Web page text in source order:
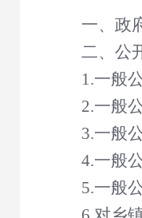
一、政
二、公
1.一般
2.一般
3.一般
4.一般
5.一般